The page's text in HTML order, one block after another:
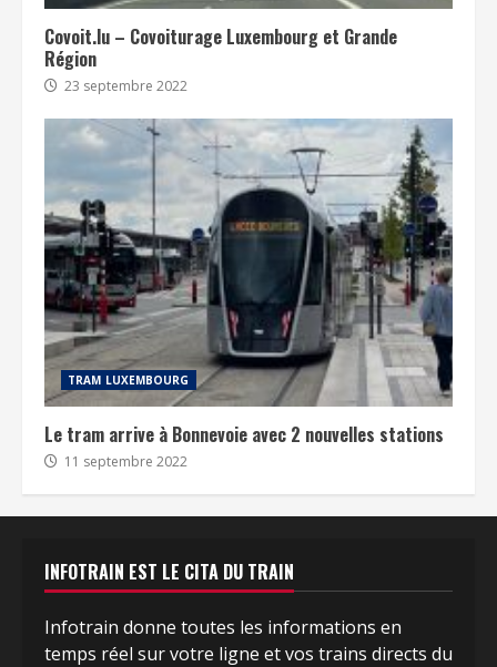
Covoit.lu – Covoiturage Luxembourg et Grande
Région
23 septembre 2022
TRAM LUXEMBOURG
Le tram arrive à Bonnevoie avec 2 nouvelles stations
11 septembre 2022
INFOTRAIN EST LE CITA DU TRAIN
Infotrain donne toutes les informations en
temps réel sur votre ligne et vos trains directs du